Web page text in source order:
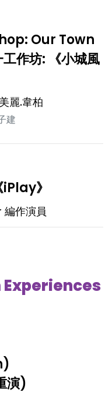
Our Town
作坊: 《小城風
麗.韋柏
建
》
作演員
演)